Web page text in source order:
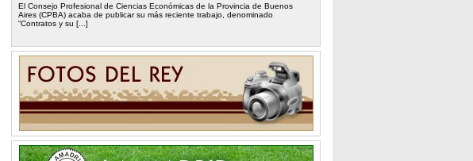
El Consejo Profesional de Ciencias Económicas de la Provincia de Buenos
Aires (CPBA) acaba de publicar su más reciente trabajo, denominado
“Contratos y su [...]